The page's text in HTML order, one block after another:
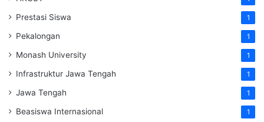
Prestasi Siswa 1
Pekalongan 1
Monash University 1
Infrastruktur Jawa Tengah 1
Jawa Tengah 1
Beasiswa Internasional 1